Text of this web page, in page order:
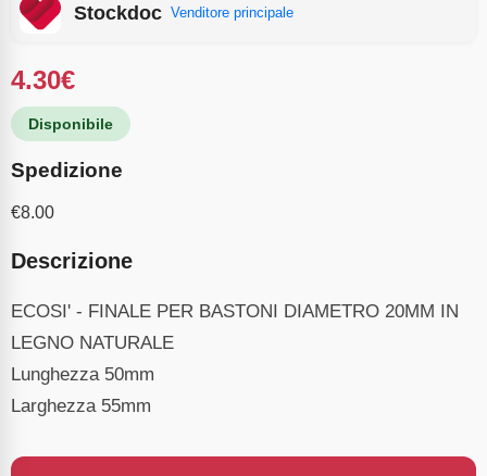
Stockdoc Venditore principale
4.30€
Disponibile
Spedizione
€8.00
Descrizione
ECOSI' - FINALE PER BASTONI DIAMETRO 20MM IN
LEGNO NATURALE
Lunghezza 50mm
Larghezza 55mm